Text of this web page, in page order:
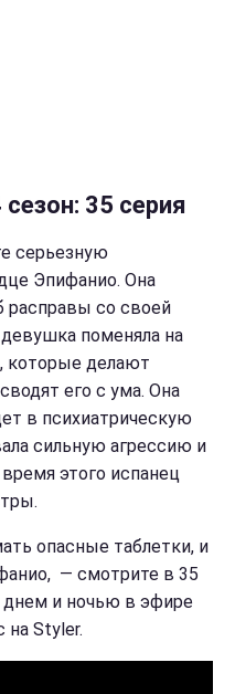
35 серия
серьезную
Эпифанио. Она
расправы со своей
поменяла на
которые делают
его с ума. Она
в психиатрическую
сильную агрессию и
этого испанец
опасные таблетки, и
— смотрите в 35
и ночью в эфире
на Styler.